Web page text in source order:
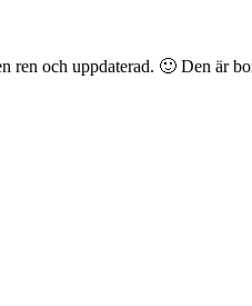
ren och uppdaterad. 🙂 Den är